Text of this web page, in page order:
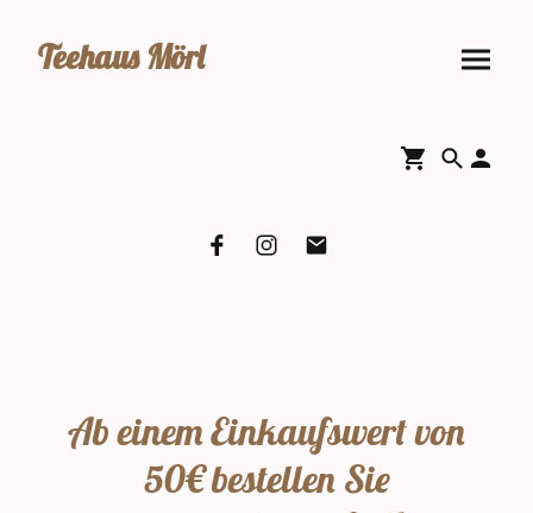
Teehaus Mörl
Ab einem Einkaufswert von
50€ bestellen Sie